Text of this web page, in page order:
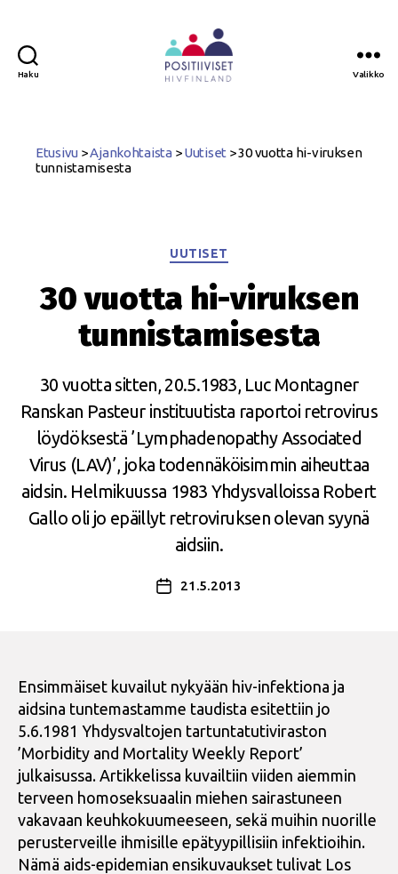
Haku Valikko
Etusivu >Ajankohtaista >Uutiset >30 vuotta hi-viruksen
tunnistamisesta
Kategoriat
UUTISET
30 vuotta hi-viruksen
tunnistamisesta
30 vuotta sitten, 20.5.1983, Luc Montagner
Ranskan Pasteur instituutista raportoi retrovirus
löydöksestä ’Lymphadenopathy Associated
Virus (LAV)’, joka todennäköisimmin aiheuttaa
aidsin. Helmikuussa 1983 Yhdysvalloissa Robert
Gallo oli jo epäillyt retroviruksen olevan syynä
aidsiin.
Julkaisupäivämäärä
21.5.2013
Ensimmäiset kuvailut nykyään hiv-infektiona ja
aidsina tuntemastamme taudista esitettiin jo
5.6.1981 Yhdysvaltojen tartuntatutiviraston
’Morbidity and Mortality Weekly Report’
julkaisussa. Artikkelissa kuvailtiin viiden aiemmin
terveen homoseksuaalin miehen sairastuneen
vakavaan keuhkokuumeeseen, sekä muihin nuorille
perusterveille ihmisille epätyypillisiin infektioihin.
Nämä aids-epidemian ensikuvaukset tulivat Los